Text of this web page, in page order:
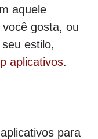
aquele
gosta, ou
estilo,
aplicativos.
para